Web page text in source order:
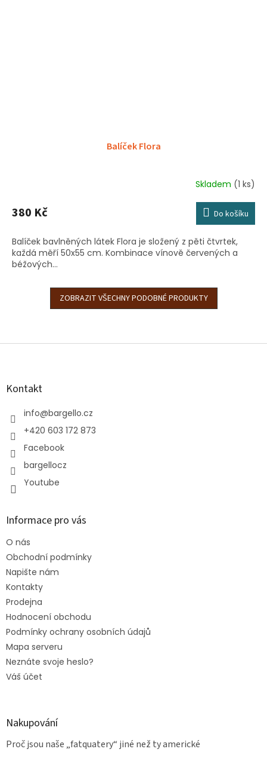
Balíček Flora
Skladem (1 ks)
380 Kč Do košíku
Balíček bavlněných látek Flora je složený z pěti čtvrtek,
každá měří 50x55 cm. Kombinace vínově červených a
béžových...
ZOBRAZIT VŠECHNY PODOBNÉ PRODUKTY
Z
Kontakt
info@bargello.cz
+420 603 172 873
Facebook
bargellocz
Youtube
Informace pro vás
O nás
Obchodní podmínky
Napište nám
Kontakty
Prodejna
Hodnocení obchodu
Podmínky ochrany osobních údajů
Mapa serveru
Neznáte svoje heslo?
Váš účet
Nakupování
Proč jsou naše „fatquatery“ jiné než ty americké